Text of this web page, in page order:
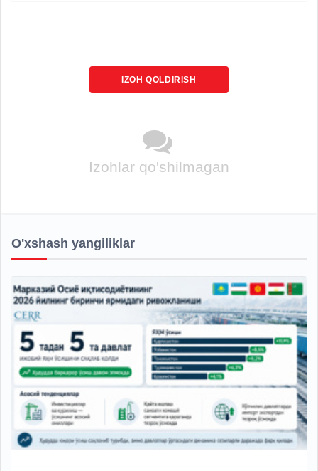
IZOH QOLDIRISH
Izohlar qo'shilmagan
O'xshash yangiliklar